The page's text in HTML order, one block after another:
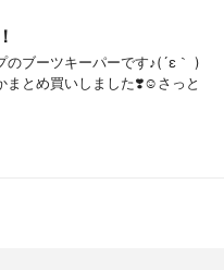
のブーツキーパーです♪(´ε｀ )
まとめ買いしました❣️☺︎さっと